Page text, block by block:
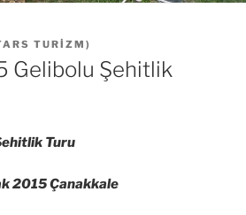
TURIZM )
Gelibolu Şehitlik
Turu
2015 Çanakkale